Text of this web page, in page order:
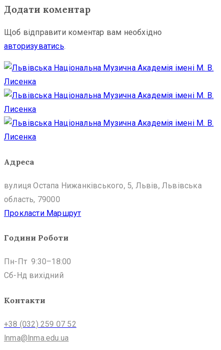
Додати коментар
Щоб відправити коментар вам необхідно
авторизуватись.
Адреса
вулиця Остапа Нижанківського, 5, Львів, Львівська
область, 79000
Прокласти Маршрут
Години Роботи
Пн-Пт 9:30–18:00
Сб-Нд вихідний
Контакти
+38 (032) 259 07 52
lnma@lnma.edu.ua